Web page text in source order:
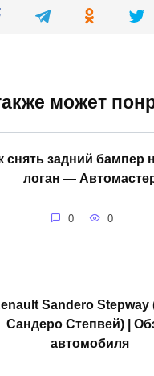
может
снять задний бампер
логан —
0 0
Sandero Stepway
Сандеро Степвей) |
автомобиля